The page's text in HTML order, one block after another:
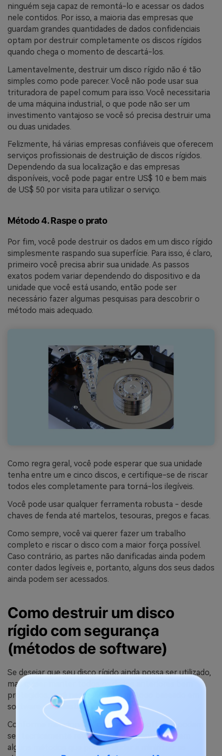
ninguém seja capaz de remontá-lo e acessar os dados
nele contidos. Por isso, a maioria das empresas que
guardam grandes quantidades de dados confidenciais
optam por destruir completamente os discos rígidos
quando chega o momento de descartá-los.
Lamentavelmente, destruir um disco rígido não é tão
simples como pode parecer. Você não pode usar sua
trituradora de papel comum para isso. Você necessitaria
de uma máquina industrial, o que pode não ser um
investimento vantajoso se você só precisa destruir uma
ou duas unidades.
Felizmente, há várias empresas confiáveis que oferecem
serviços profissionais de destruição de discos rígidos.
Dependendo da sua localização e das empresas
disponíveis, você pode pagar entre US$ 10 e bem mais
de US$ 50 por visita para utilizar o serviço.
Método 4. Raspe o prato
Por fim, você pode destruir os dados em um disco rígido
simplesmente raspando sua superfície. Para isso, é claro,
primeiro você precisa abrir sua unidade. As passos
exatos podem variar dependendo do dispositivo e da
unidade que você está usando, então pode ser
necessário fazer algumas pesquisas para descobrir o
método mais adequado.
Como regra geral, você pode esperar que sua unidade
tenha entre um e cinco discos, e certifique-se de riscar
todos eles completamente para torná-los ilegíveis.
Você pode usar qualquer ferramenta robusta - desde
chaves de fenda até martelos, tesouras, pregos e facas.
Como sempre, você vai querer fazer um trabalho
completo e riscar o disco com a maior força possível.
Caso contrário, as partes não danificadas ainda podem
conter dados legíveis e, portanto, alguns dos seus dados
ainda podem ser acessados.
Como destruir um disco
rígido com segurança
(métodos de software)
Se desejar que seu disco rígido ainda possa ser utilizado,
mas quiser manter todos os dados anteriores bem
protegidos, será necessário um método baseado em
software para destruí-lo.
Conforme mencionado, os danos ao software podem
ser tecnicamente revertidos. No entanto, existem
alguns métodos que podem ajudar a minimizar as